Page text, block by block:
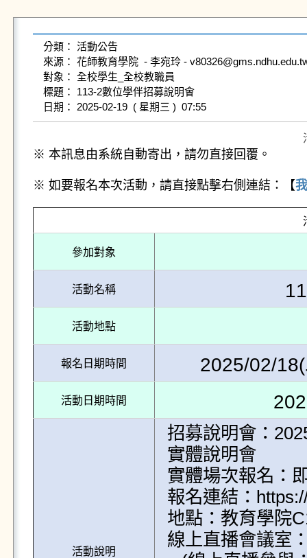
分類： 活動公告
來源： 花師教育學院  - 李宛玲 -
對象： 全校學生_全校教職員
標題： 113-2數位學伴招募說明會
日期： 2025-02-19  ( 星期三 )  07:55
※ 本訊息由系統自動寄出，請勿直接回覆。
※ 如要報名本次活動，請直接點擊右側連結：【
參加對象
活動名稱
活動地點
報名日期時間 2025/02/
活動日期時間
活動說明
招募說明會：
實體說明會
實體場次報名：
報名連結：
地點：教育學院
線上直播會議室